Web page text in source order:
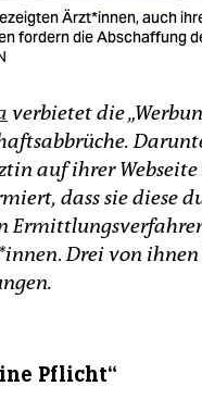
Ärzt*innen, auch
fordern die Abschaffung
verbietet die
auf ihrer Webseite
dass sie diese
.Drei von
Pflicht“